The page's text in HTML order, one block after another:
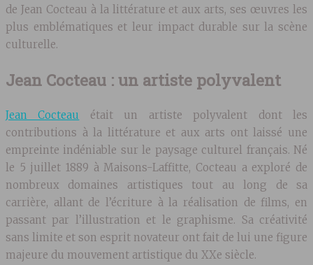
de Jean Cocteau à la littérature et aux arts, ses œuvres les
plus emblématiques et leur impact durable sur la scène
culturelle.
Jean Cocteau : un artiste polyvalent
Jean Cocteau
était un artiste polyvalent dont les
contributions à la littérature et aux arts ont laissé une
empreinte indéniable sur le paysage culturel français. Né
le 5 juillet 1889 à Maisons-Laffitte, Cocteau a exploré de
nombreux domaines artistiques tout au long de sa
carrière, allant de l’écriture à la réalisation de films, en
passant par l’illustration et le graphisme. Sa créativité
sans limite et son esprit novateur ont fait de lui une figure
majeure du mouvement artistique du XXe siècle.